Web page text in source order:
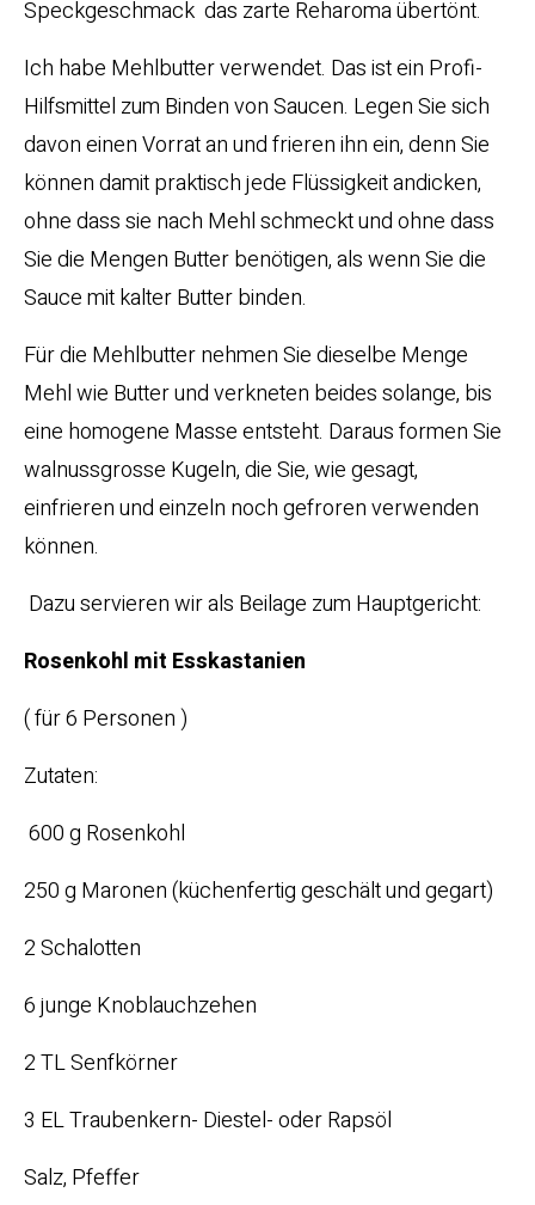
Speckgeschmack das zarte Reharoma übertönt.
Ich habe Mehlbutter verwendet. Das ist ein Profi-
Hilfsmittel zum Binden von Saucen. Legen Sie sich
davon einen Vorrat an und frieren ihn ein, denn Sie
können damit praktisch jede Flüssigkeit andicken,
ohne dass sie nach Mehl schmeckt und ohne dass
Sie die Mengen Butter benötigen, als wenn Sie die
Sauce mit kalter Butter binden.
Für die Mehlbutter nehmen Sie dieselbe Menge
Mehl wie Butter und verkneten beides solange, bis
eine homogene Masse entsteht. Daraus formen Sie
walnussgrosse Kugeln, die Sie, wie gesagt,
einfrieren und einzeln noch gefroren verwenden
können.
Dazu servieren wir als Beilage zum Hauptgericht:
Rosenkohl mit Esskastanien
( für 6 Personen )
Zutaten:
600 g Rosenkohl
250 g Maronen (küchenfertig geschält und gegart)
2 Schalotten
6 junge Knoblauchzehen
2 TL Senfkörner
3 EL Traubenkern- Diestel- oder Rapsöl
Salz, Pfeffer